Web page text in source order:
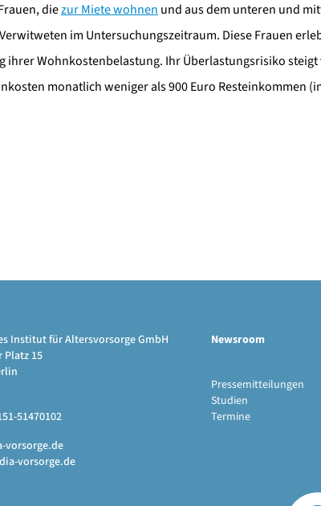
diezur Miete wohnen und aus dem unteren und
im Untersuchungszeitraum. Diese Frauen
ihrer Wohnkostenbelastung. Ihr Überlastungsrisiko steigt
monatlich weniger als 900 Euro Resteinkommen
Institut für Altersvorsorge GmbH
Platz 15
51470102
vorsorge.de
vorsorge.de
Newsroom
Pressemitteilungen
Studien
Termine